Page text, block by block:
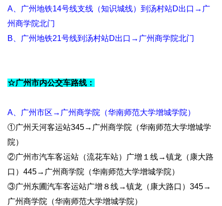
况
院
机
师
资
队
伍
教
A、广州地铁14号线支线（知识城线）到汤村站D出口→广
州商学院北门
B、广州地铁21号线到汤村站D出口→广州商学院北门
☆广州市内公交车路线：
A、广州市区→广州商学院（华南师范大学增城学院）
①广州天河客运站345→广州商学院（华南师范大学增城学
院）
②广州市汽车客运站（流花车站）广增１线→镇龙（康大路
口）445→广州商学院（华南师范大学增城学院）
③广州东圃汽车客运站广增８线→镇龙（康大路口）345→
广州商学院（华南师范大学增城学院）